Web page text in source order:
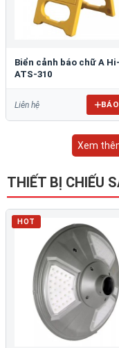
Biển cảnh báo chữ A
ATS-310
Liên hệ
Xem
THIẾT BỊ CHIẾU
HOT